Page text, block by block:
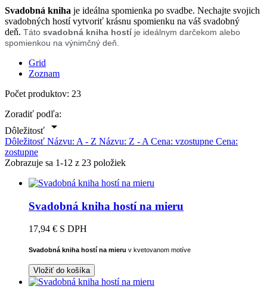
Svadobná kniha je ideálna spomienka po svadbe. Nechajte svojich
svadobných hostí vytvoriť krásnu spomienku na váš svadobný
deň. Táto svadobná kniha hostí je ideálnym darčekom alebo
spomienkou na výnimčný deň.
Grid
Zoznam
Počet produktov: 23
Zoradiť podľa:
Dôležitosť

Dôležitosť Názvu: A - Z Názvu: Z - A Cena: vzostupne Cena:
zostupne
Zobrazuje sa 1-12 z 23 položiek
Svadobná kniha hostí na mieru
17,94 € S DPH
Svadobná kniha hostí na mieru v kvetovanom motíve
Vložiť do košíka